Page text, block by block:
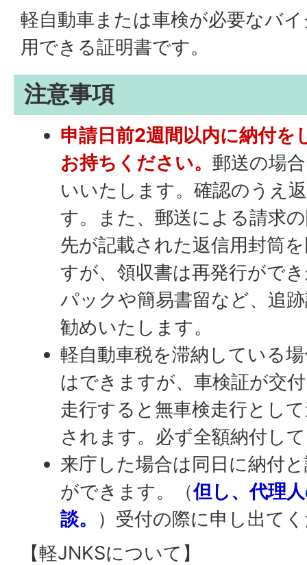
軽自動車または車検が必要なバ
用できる証明書です。
注意事項
申請日前2週間以内に納付を
お持ちください。郵送の場
いいたします。確認のうえ
す。また、郵送による請求
先が記載された返信用封筒
すが、領収書は再発行がで
パックや簡易書留など、追
勧めいたします。
軽自動車税を滞納している
はできますが、車検証が交
走行すると無車検走行とし
されます。必ず全額納付し
来庁した場合は同日に納付
ができます。（但し、代理
談。
）受付の際に申し出て
【軽JNKSについて】